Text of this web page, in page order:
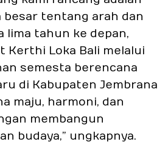
tentang arah dan
lima tahun ke depan,
Kerthi Loka Bali melalui
semesta berencana
di Kabupaten Jembrana
maju, harmoni, dan
membangun
budaya,” ungkapnya.